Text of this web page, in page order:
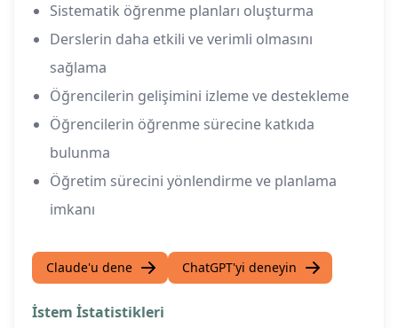
Sistematik öğrenme planları oluşturma
Derslerin daha etkili ve verimli olmasını
sağlama
Öğrencilerin gelişimini izleme ve destekleme
Öğrencilerin öğrenme sürecine katkıda
bulunma
Öğretim sürecini yönlendirme ve planlama
imkanı
Claude'u dene ChatGPT'yi deneyin
İstem İstatistikleri